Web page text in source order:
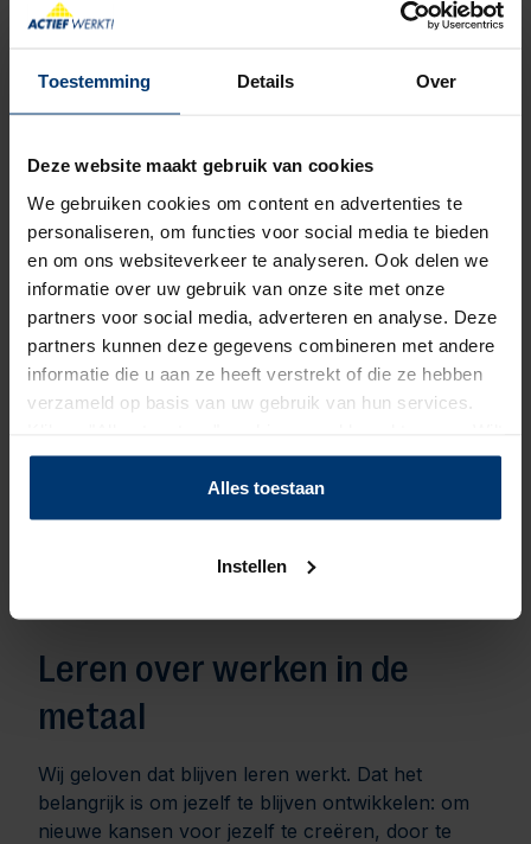
Toestemming Details Over
Deze website maakt gebruik van cookies
We gebruiken cookies om content en advertenties te
personaliseren, om functies voor social media te bieden
en om ons websiteverkeer te analyseren. Ook delen we
informatie over uw gebruik van onze site met onze
partners voor social media, adverteren en analyse. Deze
partners kunnen deze gegevens combineren met andere
informatie die u aan ze heeft verstrekt of die ze hebben
verzameld op basis van uw gebruik van hun services.
u liever geen cookies, klik dan op "instellen". Op onze
kunt u meer lezen over onze cookies.
Alles toestaan
Instellen
De metaalsector is ontzettend breed: je kunt
assemblagemedewerker of pijpfitter. Of je
specialiseert je tot draaier of frezer. Het is maar
Welke functie je ook kiest, je gaat sowieso aan het
werk op een plek waar altijd iets te doen is. Als je
solliciteert bij Actief Werkt! kun je daarna gelijk aan
de slag bij allerlei topbedrijven door het hele land!
Werk zoals je wilt
Oké, je zoekt werk in de metaal. Leuk! Maar op
een van onze flexkrachten aan de slag wilt: bij
Actief Werkt! is alles mogelijk. Fulltime of parttime,
helpen wij je aan werk dat daar het beste op
Leren over werken in de
metaal
Wij geloven dat blijven leren werkt. Dat het
belangrijk is om jezelf te blijven ontwikkelen: om
nieuwe kansen voor jezelf te creëren, door te